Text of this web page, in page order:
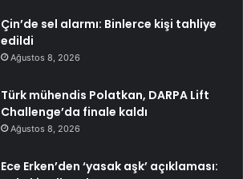
Çin’de sel alarmı: Binlerce kişi tahliye
edildi
Ağustos 8, 2026
Türk mühendis Polatkan, DARPA Lift
Challenge’da finale kaldı
Ağustos 8, 2026
Ece Erken’den ‘yasak aşk’ açıklaması: